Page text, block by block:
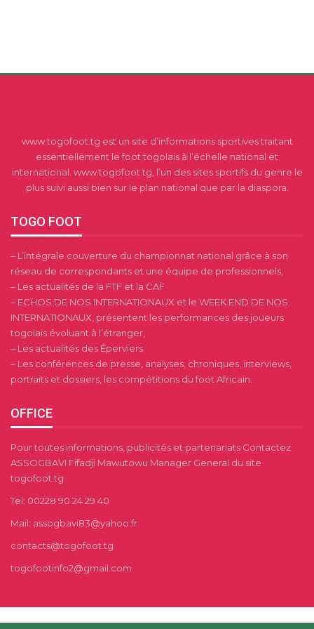
www.togofoot.tg est un site d’informations sportives traitant
essentiellement le foot togolais à l’échelle national et
international. www.togofoot.tg, l’un des sites sportifs du genre le
plus suivi aussi bien sur le plan national que par la diaspora.
TOGO FOOT
– L’intégrale couverture du championnat national grâce à son
réseau de correspondants et une équipe de professionnels,
– Les actualités de la FTF et la CAF
– ECHOS DE NOS INTERNATIONAUX et le WEEK END DE NOS
INTERNATIONAUX, présentent les performances des joueurs
togolais évoluant à l’étranger,
– Les actualités des Éperviers
– Les conférences de presse, analyses, chroniques, interviews,
portraits et dossiers, les compétitions du foot Africain.
OFFICE
Pour toutes informations, publicités et partenariats Contactez
ASSOGBAVI Fifadji Mawutowu Manager General du site
togofoot.tg
Tel: 00228 90 24 29 40
Mail: assogbavi83@yahoo.fr
contacts@togofoot.tg
togofootinfo2@gmail.com